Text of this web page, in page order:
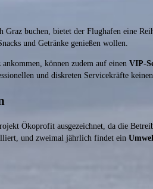
buchen, bietet der Flughafen eine
und Getränke genießen wollen.
ankommen, können zudem auf einen VIP-
und diskreten Servicekräfte
Ökoprofit ausgezeichnet, da die
und zweimal jährlich findet ein